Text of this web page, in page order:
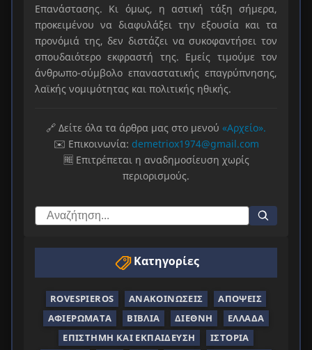
Επανάστασης. Κι όμως, η αστική τάξη σήμερα,
προκειμένου να διαφυλάξει την εξουσία και τα
προνόμιά της, δεν διστάζει να συκοφαντήσει τον
σπουδαιότερο εκφραστή της. Εμείς τιμούμε τον
άνθρωπο-σύμβολο επαναστατικής επαγρύπνησης,
λαϊκής νομιμότητας και πολιτικής ηθικής.
🔗 Δείτε όλα τα άρθρα μας στο μενού «Αρχείο».
✉️ Επικοινωνία: demetriox1974@gmail.com
🆓 Επιτρέπεται η αναδημοσίευση χωρίς
περιορισμούς.
Κατηγορίες
ROVESPIEROS ΑΝΑΚΟΙΝΏΣΕΙΣ
ΑΠΌΨΕΙΣ
ΑΦΙΕΡΏΜΑΤΑ
ΒΙΒΛΊΑ ΔΙΕΘΝΉ
ΕΛΛΆΔΑ
ΕΠΙΣΤΉΜΗ ΚΑΙ ΕΚΠΑΊΔΕΥΣΗ
ΙΣΤΟΡΊΑ